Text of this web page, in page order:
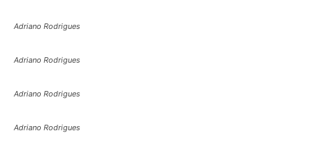
Adriano Rodrigues
Adriano Rodrigues
Adriano Rodrigues
Adriano Rodrigues